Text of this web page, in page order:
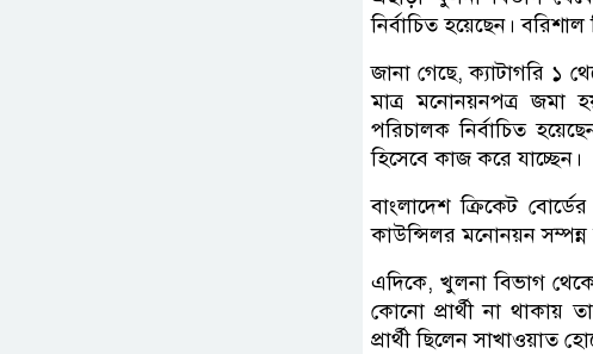
নির্বাচিত হয়েছেন।
জানা গেছে, ক্যাটাগরি ১
মাত্র মনোনয়নপত্র জমা
পরিচালক নির্বাচিত
হিসেবে কাজ করে যাচ্ছেন।
বাংলাদেশ ক্রিকেট
কাউন্সিলর মনোনয়ন সম্পন্ন
এদিকে, খুলনা বিভাগ
কোনো প্রার্থী না থাকায়
প্রার্থী ছিলেন সাখাওয়াত